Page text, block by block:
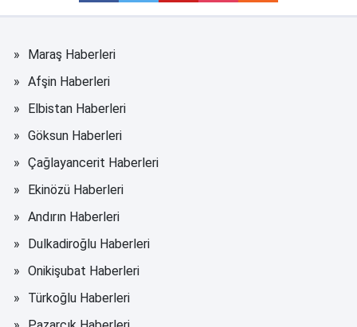
Maraş Haberleri
Afşin Haberleri
Elbistan Haberleri
Göksun Haberleri
Çağlayancerit Haberleri
Ekinözü Haberleri
Andırın Haberleri
Dulkadiroğlu Haberleri
Onikişubat Haberleri
Türkoğlu Haberleri